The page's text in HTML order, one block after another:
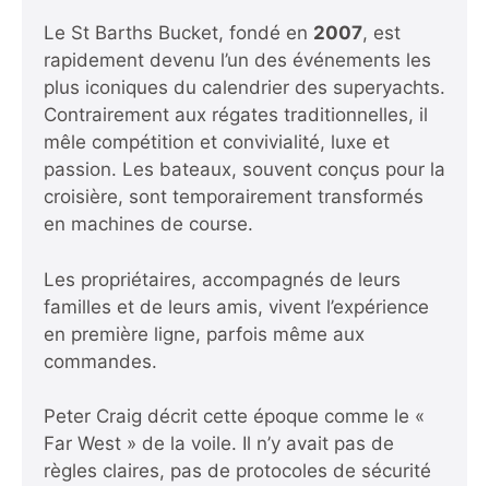
Le St Barths Bucket, fondé en 2007, est
rapidement devenu l’un des événements les
plus iconiques du calendrier des superyachts.
Contrairement aux régates traditionnelles, il
mêle compétition et convivialité, luxe et
passion. Les bateaux, souvent conçus pour la
croisière, sont temporairement transformés
en machines de course.
Les propriétaires, accompagnés de leurs
familles et de leurs amis, vivent l’expérience
en première ligne, parfois même aux
commandes.
Peter Craig décrit cette époque comme le «
Far West » de la voile. Il n’y avait pas de
règles claires, pas de protocoles de sécurité